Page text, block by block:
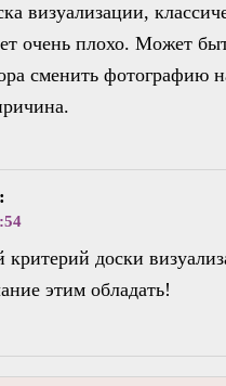
визуализации,
очень плохо. Может
сменить фотографию
:
критерий доски
этим обладать!